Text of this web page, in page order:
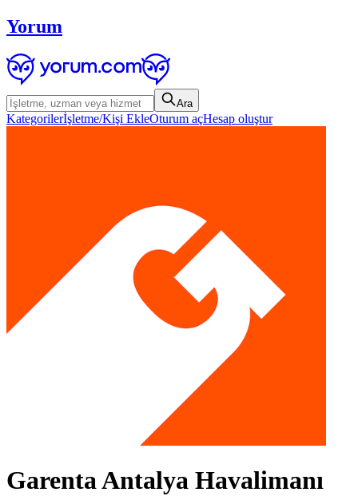
Yorum
Ara
Kategorilerİşletme/Kişi EkleOturum açHesap oluştur
Garenta Antalya Havalimanı